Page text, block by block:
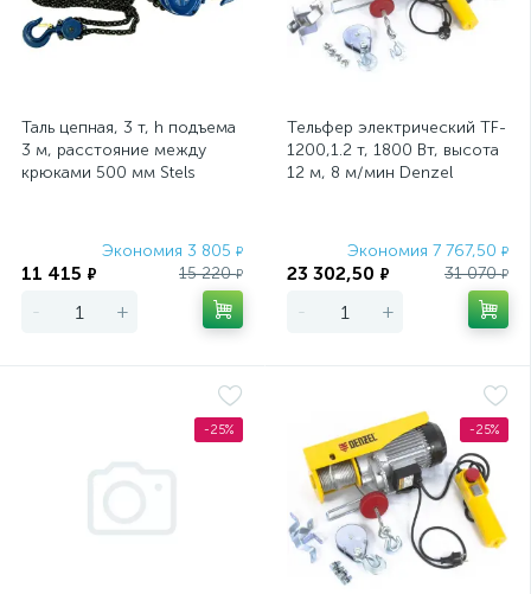
Таль цепная, 3 т, h подъема
3 м, расстояние между
крюками 500 мм Stels
Экономия 3 805 ₽
11 415 ₽ 15 220₽
- +
Тельфер электрический TF-
1200,1.2 т, 1800 Вт, высота
12 м, 8 м/мин Denzel
Экономия 7 767,50 ₽
23 302,50 ₽ 31 070₽
- +
-25% -25%